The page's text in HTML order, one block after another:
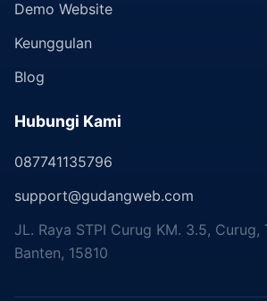
Demo Website
Keunggulan
Blog
Hubungi Kami
087741135796
support@gudangweb.com
JL. Raya STPI Curug KM. 3.5, Curug,
Banten, 15810